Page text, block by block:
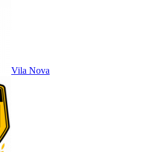
Vila Nova